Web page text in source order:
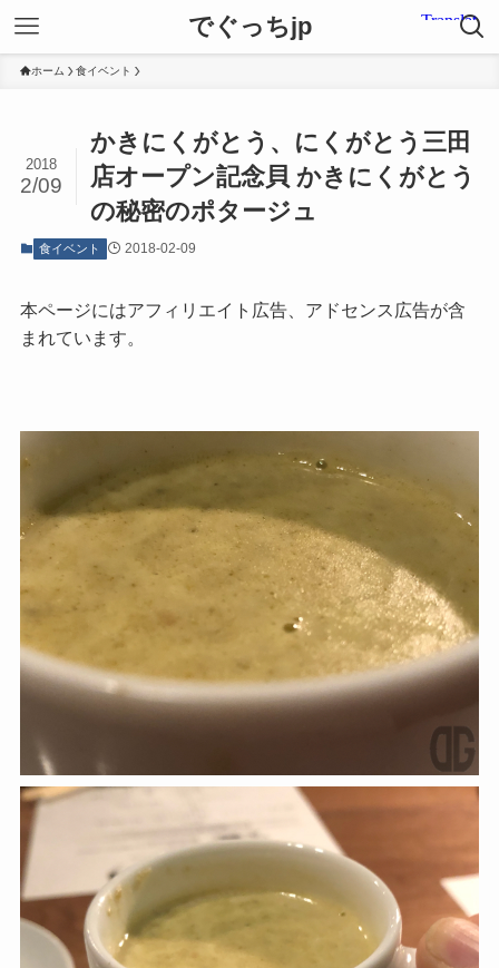
でぐっちjp
ホーム 食イベント
かきにくがとう、にくがとう三田
店オープン記念貝 かきにくがとう
の秘密のポタージュ
2018
2/09
食イベント 2018-02-09
本ページにはアフィリエイト広告、アドセンス広告が含
まれています。